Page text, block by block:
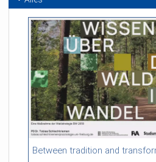
54:13 duration